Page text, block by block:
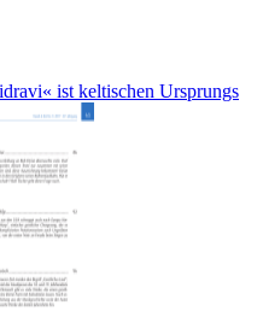
ist keltischen Ursprungs